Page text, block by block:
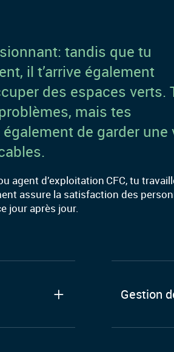
tandis que tu
il t’arrive également
des espaces verts.
mais tes
de garder une
agent d’exploitation CFC, tu
assure la satisfaction des
jour après jour.
Gestion